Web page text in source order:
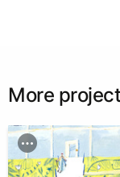
More